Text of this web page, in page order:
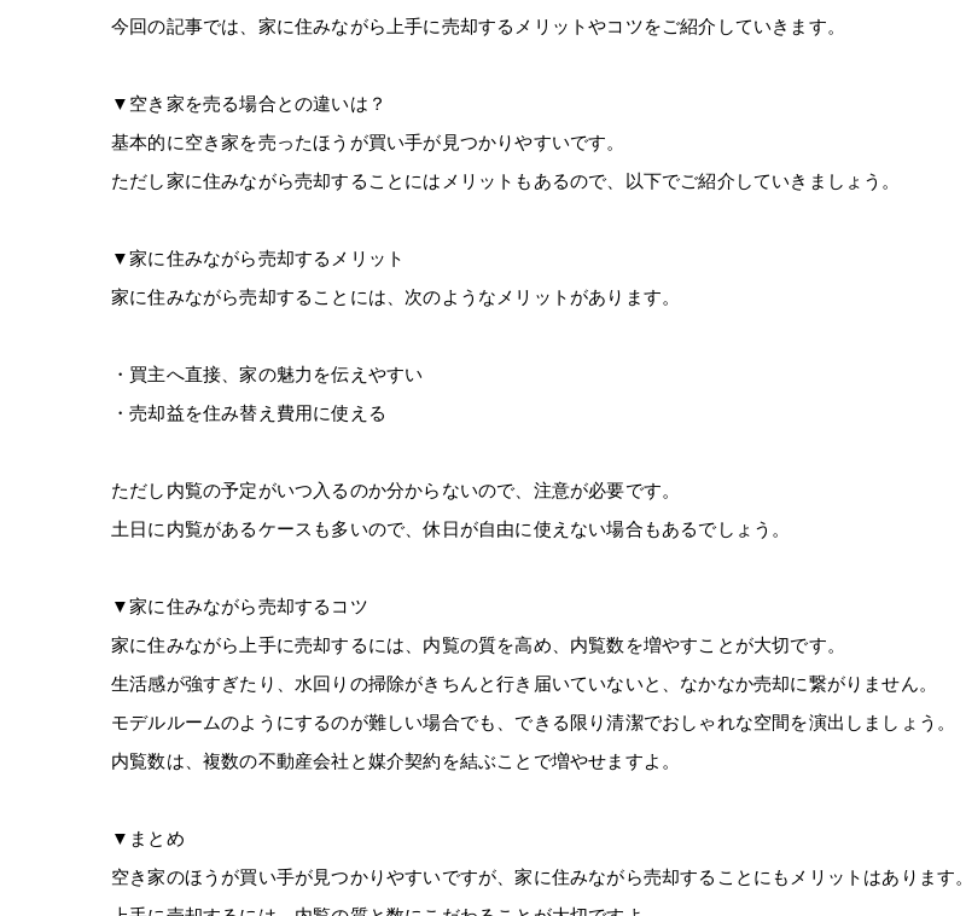
今回の記事では、家に住みながら上手に売却するメリットやコツをご紹介していきます。
▼空き家を売る場合との違いは？
基本的に空き家を売ったほうが買い手が見つかりやすいです。
ただし家に住みながら売却することにはメリットもあるので、以下でご紹介していきましょう。
▼家に住みながら売却するメリット
家に住みながら売却することには、次のようなメリットがあります。
・買主へ直接、家の魅力を伝えやすい
・売却益を住み替え費用に使える
ただし内覧の予定がいつ入るのか分からないので、注意が必要です。
土日に内覧があるケースも多いので、休日が自由に使えない場合もあるでしょう。
▼家に住みながら売却するコツ
家に住みながら上手に売却するには、内覧の質を高め、内覧数を増やすことが大切です。
生活感が強すぎたり、水回りの掃除がきちんと行き届いていないと、なかなか売却に繋がりません。
モデルルームのようにするのが難しい場合でも、できる限り清潔でおしゃれな空間を演出しましょう。
内覧数は、複数の不動産会社と媒介契約を結ぶことで増やせますよ。
▼まとめ
空き家のほうが買い手が見つかりやすいですが、家に住みながら売却することにもメリットはあります。